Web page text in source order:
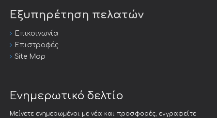
Εξυπηρέτηση πελατών
Επικοινωνία
Επιστροφές
Site Map
Ενημερωτικό δελτίο
Μείνετε ενημερωμένοι με νέα και προσφορές, εγγραφείτε